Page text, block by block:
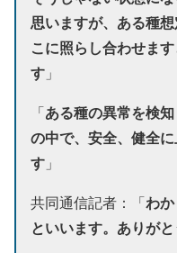
思いますが、ある種
こに照らし合わせま
す 」
「ある種の異常を検
の中で、安全、健全
す 」
共同通信記者：「わ
といいます。ありが